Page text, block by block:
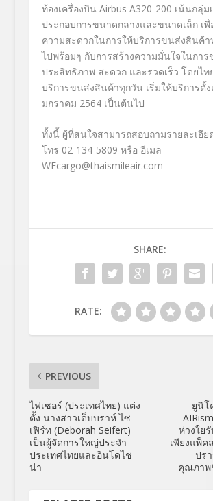
ท้องเครื่องบิน Airbus A320-200 เน้นกลุ่ม
ประกอบการขนาดกลางและขนาดเล็ก เพื่
ความสะดวกในการให้บริการขนส่งสินค้า
ไปพร้อมๆ กับการสร้างความมั่นใจในกา
ประสิทธิภาพ สะดวก และรวดเร็ว โดยไท
บริการขนส่งสินค้าทุกวัน เริ่มให้บริการตั้
มกราคม 2564 เป็นต้นไป
ทั้งนี้ ผู้ที่สนใจสามารถสอบถามรายละเอีย
โทร 02-134-5809 หรือ อีเมล
WEcargo@thaismileair.com
SHARE:
RATE:
PREVIOUS
ไฟเซอร์ (ประเทศไทย) แต่ง
ตั้ง นางสาวเด็บบราห์ ไซ
เฟิร์ท (Deborah Seifert)
เป็นผู้จัดการใหญ่ประจำ
ประเทศไทยและอินโดไช
น่า
ยูนิโ
ห่วงใย
เพียงแพ็ค
ปร
คุณภาพ